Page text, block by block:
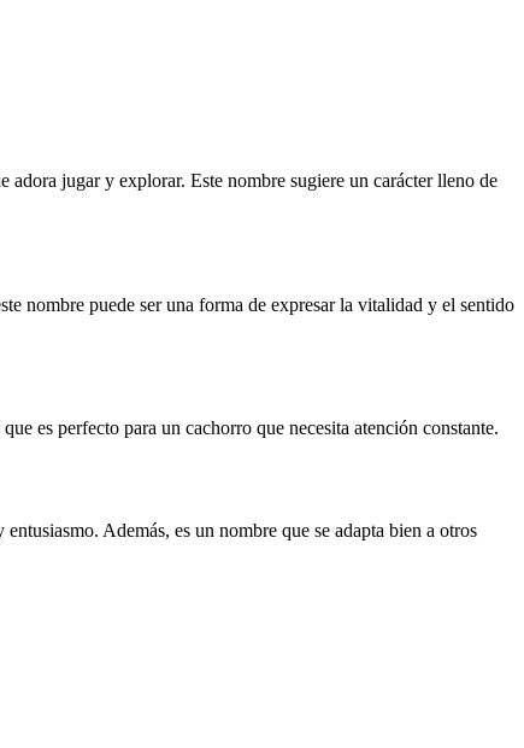
jugar y explorar. Este nombre sugiere un carácter lleno de
nombre puede ser una forma de expresar la vitalidad y el sentido
es perfecto para un cachorro que necesita atención constante.
Además, es un nombre que se adapta bien a otros